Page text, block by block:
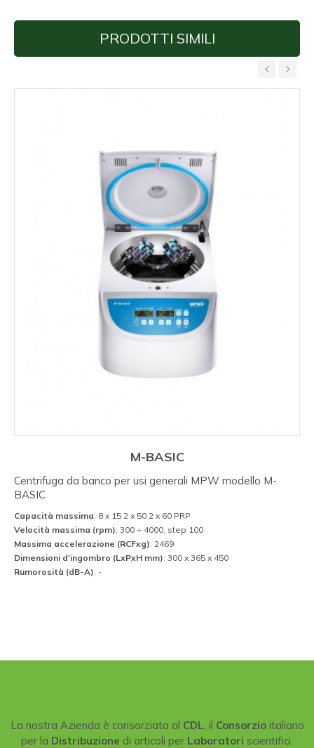
PRODOTTI SIMILI
M-BASIC
Centrifuga da banco per usi generali MPW modello M-
BASIC
Capacità massima: 8 x 15 2 x 50 2 x 60 PRP
Velocità massima (rpm): 300 ÷ 4000, step 100
Massima accelerazione (RCFxg): 2469
Dimensioni d'ingombro (LxPxH mm): 300 x 365 x 450
Rumorosità (dB-A): -
‹ ›
La nostra Azienda è consorziata al CDL, il Consorzioitaliano
per la Distribuzione di articoli per Laboratori scientifici.